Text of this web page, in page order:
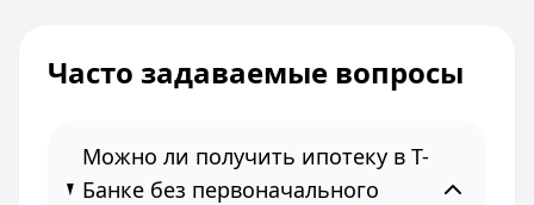
Часто задаваемые вопросы
Можно ли получить ипотеку в Т-
Банке без первоначального